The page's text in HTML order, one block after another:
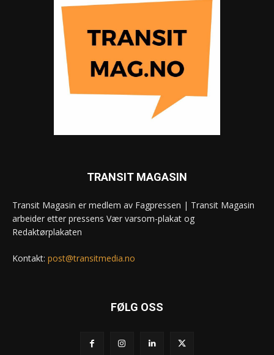
TRANSIT MAGASIN
Transit Magasin er medlem av Fagpressen | Transit Magasin
arbeider etter pressens Vær varsom-plakat og
Redaktørplakaten
Kontakt: post@transitmedia.no
FØLG OSS